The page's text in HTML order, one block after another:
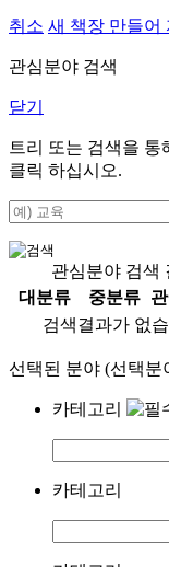
취소 새 책장 만들어
관심분야 검색
닫기
트리 또는 검색을
클릭 하십시오.
관심분야 검색
대분류
중분류
검색결과가 없
선택된 분야 (선택
카테고리
카테고리